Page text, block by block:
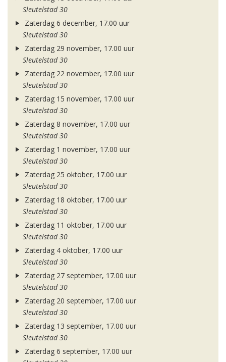
Sleutelstad 30
Zaterdag 6 december, 17.00 uur
Sleutelstad 30
Zaterdag 29 november, 17.00 uur
Sleutelstad 30
Zaterdag 22 november, 17.00 uur
Sleutelstad 30
Zaterdag 15 november, 17.00 uur
Sleutelstad 30
Zaterdag 8 november, 17.00 uur
Sleutelstad 30
Zaterdag 1 november, 17.00 uur
Sleutelstad 30
Zaterdag 25 oktober, 17.00 uur
Sleutelstad 30
Zaterdag 18 oktober, 17.00 uur
Sleutelstad 30
Zaterdag 11 oktober, 17.00 uur
Sleutelstad 30
Zaterdag 4 oktober, 17.00 uur
Sleutelstad 30
Zaterdag 27 september, 17.00 uur
Sleutelstad 30
Zaterdag 20 september, 17.00 uur
Sleutelstad 30
Zaterdag 13 september, 17.00 uur
Sleutelstad 30
Zaterdag 6 september, 17.00 uur